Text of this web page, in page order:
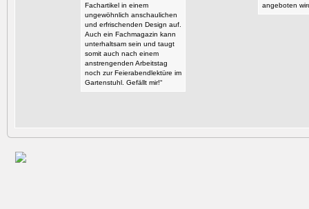
Fachartikel in einem
ungewöhnlich anschaulichen
und erfrischenden Design auf.
Auch ein Fachmagazin kann
unterhaltsam sein und taugt
somit auch nach einem
anstrengenden Arbeitstag
noch zur Feierabendlektüre im
Gartenstuhl. Gefällt mir!“
angeboten